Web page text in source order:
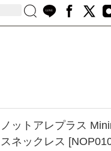
ノットアレプラス
スネックレス